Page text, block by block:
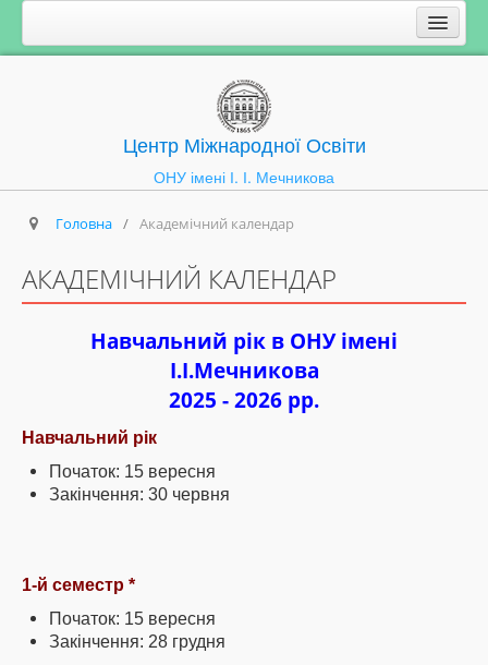
Центр Міжнародної Освіти
ОНУ імені І. І. Мечникова
Головна / Академічний календар
АКАДЕМІЧНИЙ КАЛЕНДАР
Навчальний рік в ОНУ імені
І.І.Мечникова
2025 - 2026 рр.
Навчальний рік
Початок: 15 вересня
Закінчення: 30 червня
1-й семестр *
Початок: 15 вересня
Закінчення: 28 грудня